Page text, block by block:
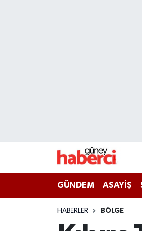
GÜNDEM ASAYİŞ
HABERLER BÖLGE
Haber Arşivi